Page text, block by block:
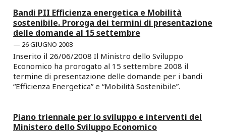
Bandi PII Efficienza energetica e Mobilità
sostenibile. Proroga dei termini di presentazione
delle domande al 15 settembre
26 GIUGNO 2008
Inserito il 26/06/2008 Il Ministro dello Sviluppo
Economico ha prorogato al 15 settembre 2008 il
termine di presentazione delle domande per i bandi
“Efficienza Energetica” e “Mobilità Sostenibile”.
Piano triennale per lo sviluppo e interventi del
Ministero dello Sviluppo Economico